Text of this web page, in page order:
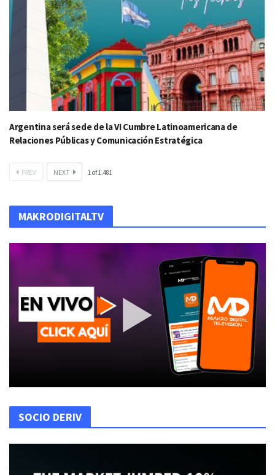
Argentina será sede de la VI Cumbre Latinoamericana de
Relaciones Públicas y Comunicación Estratégica
PREV NEXT 1of1.481
MAKRODIGITALTV
SOCIO DERIV